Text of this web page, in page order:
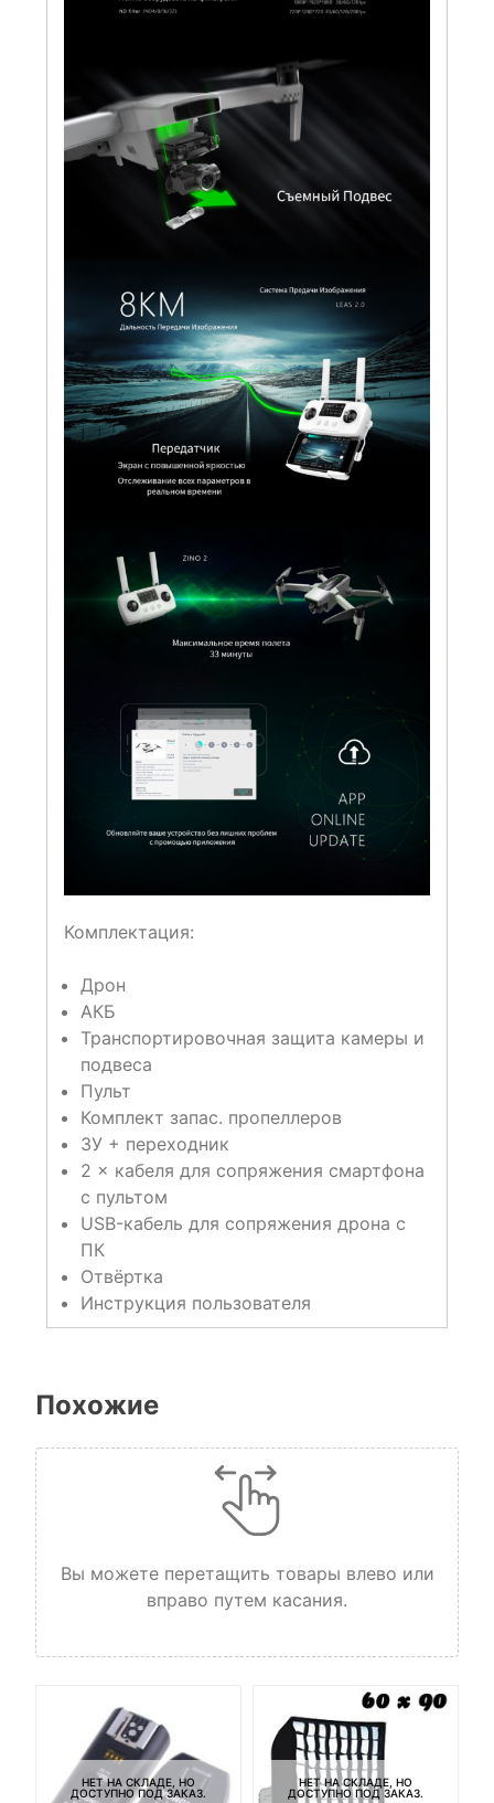
Комплектация:
Дрон
АКБ
Транспортировочная защита камеры и
подвеса
Пульт
Комплект запас. пропеллеров
ЗУ + переходник
2 × кабеля для сопряжения смартфона
с пультом
USB-кабель для сопряжения дрона с
ПК
Отвёртка
Инструкция пользователя
Похожие
Вы можете перетащить товары влево или
вправо путем касания.
НЕТ НА СКЛАДЕ, НО
ДОСТУПНО ПОД ЗАКАЗ.
НЕТ НА СКЛАДЕ, НО
ДОСТУПНО ПОД ЗАКАЗ.